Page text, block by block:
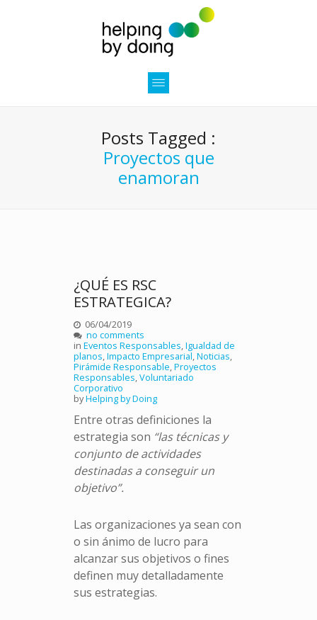
Posts Tagged :
Proyectos que
enamoran
¿QUÉ ES RSC
ESTRATEGICA?
06/04/2019
no comments
in Eventos Responsables Igualdad de
planos Impacto Empresarial Noticias
Pirámide Responsable Proyectos
Responsables Voluntariado
Corporativo
byHelping by Doing
Entre otras definiciones la
estrategia son “las técnicas y
conjunto de actividades
destinadas a conseguir un
objetivo”.
Las organizaciones ya sean con
o sin ánimo de lucro para
alcanzar sus objetivos o fines
definen muy detalladamente
sus estrategias.